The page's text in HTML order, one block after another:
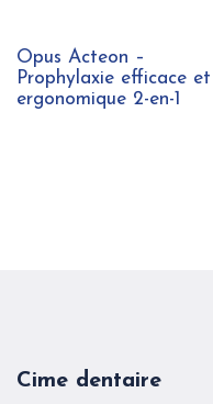
Nouveau !
Opus Acteon –
Prophylaxie efficace et
ergonomique 2-en-1
Cime dentaire